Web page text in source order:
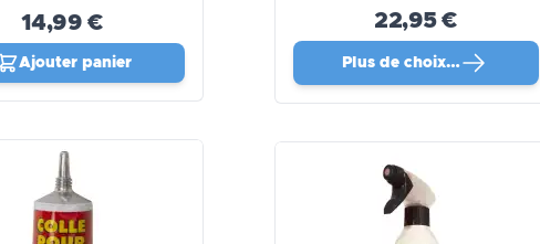
14,99 €
Ajouter panier
22,95 €
Plus de choix…